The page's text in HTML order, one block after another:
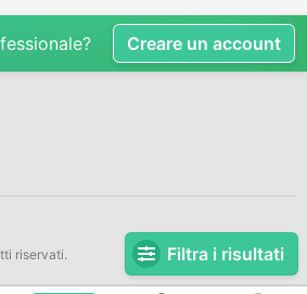
Filtra i risultati
Creare un account
riservati.